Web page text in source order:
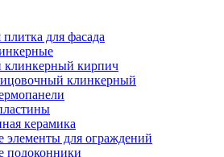
для фасада
клинкерный кирпич
клинкерный
керамика
элементы для ограждений
подоконники